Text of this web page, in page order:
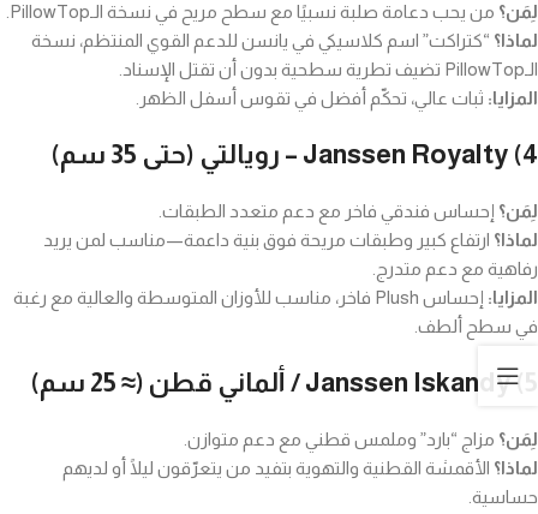
لِمَن؟ من يحب دعامة صلبة نسبيًا مع سطح مريح في نسخة الـPillowTop.
لماذا؟ “كتراكت” اسم كلاسيكي في يانسن للدعم القوي المنتظم، نسخة
الـPillowTop تضيف تطرية سطحية بدون أن تقتل الإسناد.
المزايا: ثبات عالي، تحكّم أفضل في تقوس أسفل الظهر.
4) Janssen Royalty – رويالتي (حتى 35 سم)
لِمَن؟ إحساس فندقي فاخر مع دعم متعدد الطبقات.
لماذا؟ ارتفاع كبير وطبقات مريحة فوق بنية داعمة—مناسب لمن يريد
رفاهية مع دعم متدرج.
المزايا:
إحساس Plush فاخر، مناسب للأوزان المتوسطة والعالية مع رغبة
في سطح ألطف.
Janssen Iskandy / ألماني قطن (≈ 25 سم)
لِمَن؟ مزاج “بارد” وملمس قطني مع دعم متوازن.
لماذا؟ الأقمشة القطنية والتهوية بتفيد من يتعرّقون ليلًا أو لديهم
حساسية.